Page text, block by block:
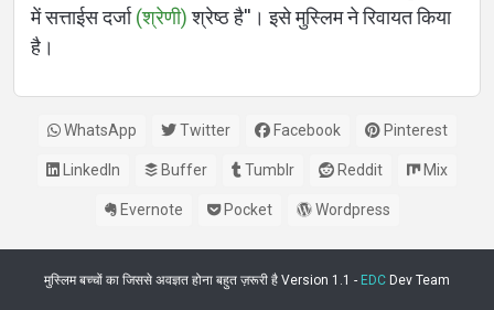
में सत्ताईस दर्जा(श्रेणी)श्रेष्ठ है''। इसे मुस्लिम ने रिवायत किया
है।
WhatsApp Twitter Facebook Pinterest
LinkedIn Buffer Tumblr Reddit Mix
Evernote Pocket Wordpress
मुस्लिम बच्चों का जिससे अवज्ञत होना बहुत ज़रूरी है Version 1.1 - EDC Dev Team